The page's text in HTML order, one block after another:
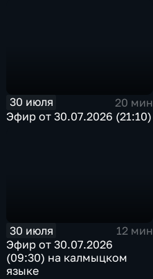
30 июля
20 мин
Эфир от 30.07.2026 (21:10)
30 июля
12 мин
Эфир от 30.07.2026
(09:30) на калмыцком
языке